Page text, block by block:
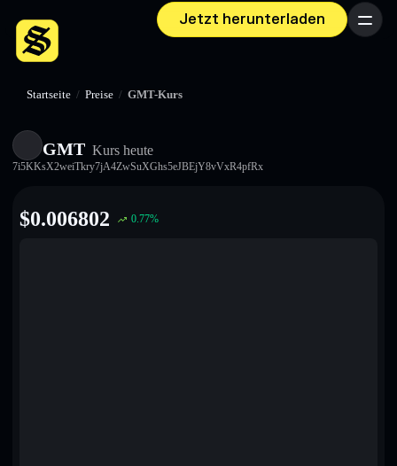
Jetzt herunterladen Menü
Startseite / Preise / GMT-Kurs
GMT Kurs heute
7i5KKsX2weiTkry7jA4ZwSuXGhs5eJBEjY8vVxR4pfRx
$0.006802 0.77%